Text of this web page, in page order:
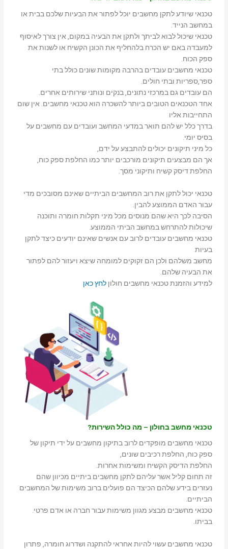
טכנאי שיודע לתקן מחשבים יוכל לפתור את הבעיות שלכם בבית או
במחשב הנייד.
טכנאי שיכול לבוא לביתך ולתקן את הבעיה במקום, אין צורך לאיסוף
למעבדה באם יש הכרח בלהחליף את הכונן הקשיח או לשנות את
ספק הכוח.
טכנאי מחשבים עובדים בהרבה מקומות שונים כולל בתי
ספר,ספריות ובתי חולים.
הם עובדים גם במרכזי נתונים, בנקים ונותני שירותים אחרים.
אחד הטכנאים הטובים ביותר להשכרה הוא טכנאי מחשבים. אין שום
התחייבות אליו
בדרך כלל יש להם תואר במדעי המחשב ועובדים עם מחשבים על
בסיס יומי.
כל מיני תיקונים יכולים להתבצע על ידם,
אך הם מבצעים תיקונים מורכבים יותר כמו החלפת ספק כוח,
החלפת דיסק קשיח ותיקוני מסך.
טכנאי יכול לתקן את רוב המחשבים הביתיים שאינם מסובכים מדי
עבור האדם הממוצע להבין.
הסיבה לכך היא שהם מנוסים מכל מיני תקלות חומרה ותוכנה
שיכולות להתרחש במחשב הביתי הממוצע.
טכנאי מחשבים עובדים לרוב עם אנשים שאינם יודעים כיצד לתקן
בעיות
מחשב משלהם ולכן הם זקוקים למומחה שיצא ויעזור להם לפתור
את הבעיה שלהם.
למידע והזמנת טכנאי מחשבים חולוןלחץ כאן
טכנאי מחשב בחולון – מה כולל השירות?
טכנאי מחשבים מופקדים לרוב בתיקון מחשבים על ידי תיקון של
ספק כוח, החלפת רכיבים שונים,
החלפת הדיסק הקשיח ומשימות אחרות.
זה תחום קליל אשר עליהם לתקן מחשבים ביתיים מכיוון שהם
נעזרים בידע שלהם הכיצד הם פועלים ברוב משימות של המחשבים
הביתיים.
טכנאי מחשבים מבצע מגוון משימות עבור חברה או אדם פרטי.
בביתו.
טכנאי מחשבים עשוי להיות אחראי להתקנה ושדרוג חומרה, פתרון